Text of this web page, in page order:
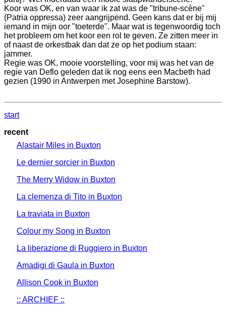
Koor was OK, en van waar ik zat was de "tribune-scène"
(Patria oppressa) zeer aangrijpend. Geen kans dat er bij mij
iemand in mijn oor "toeterde". Maar wat is tegenwoordig toch
het probleem om het koor een rol te geven. Ze zitten meer in
of naast de orkestbak dan dat ze op het podium staan:
jammer.
Regie was OK, mooie voorstelling, voor mij was het van de
regie van Deflo geleden dat ik nog eens een Macbeth had
gezien (1990 in Antwerpen met Josephine Barstow).
start
recent
Alastair Miles in Buxton
Le dernier sorcier in Buxton
The Merry Widow in Buxton
La clemenza di Tito in Buxton
La traviata in Buxton
Colour my Song in Buxton
La liberazione di Ruggiero in Buxton
Amadigi di Gaula in Buxton
Allison Cook in Buxton
:: ARCHIEF ::